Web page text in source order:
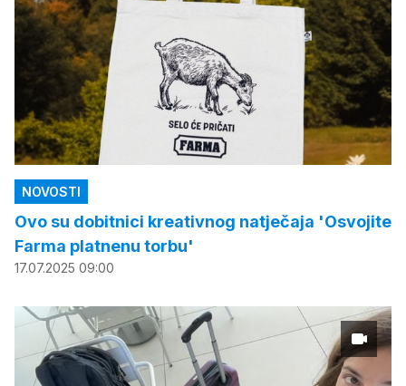
NOVOSTI
Ovo su dobitnici kreativnog natječaja 'Osvojite
Farma platnenu torbu'
17.07.2025 09:00